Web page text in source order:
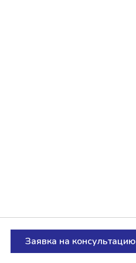
Заявка на консультацию